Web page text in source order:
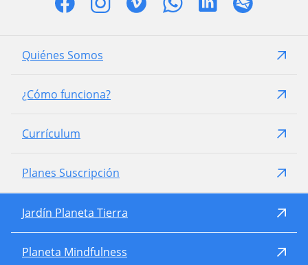
Quiénes Somos
¿Cómo funciona?
Currículum
Planes Suscripción
Jardín Planeta Tierra
Planeta Mindfulness